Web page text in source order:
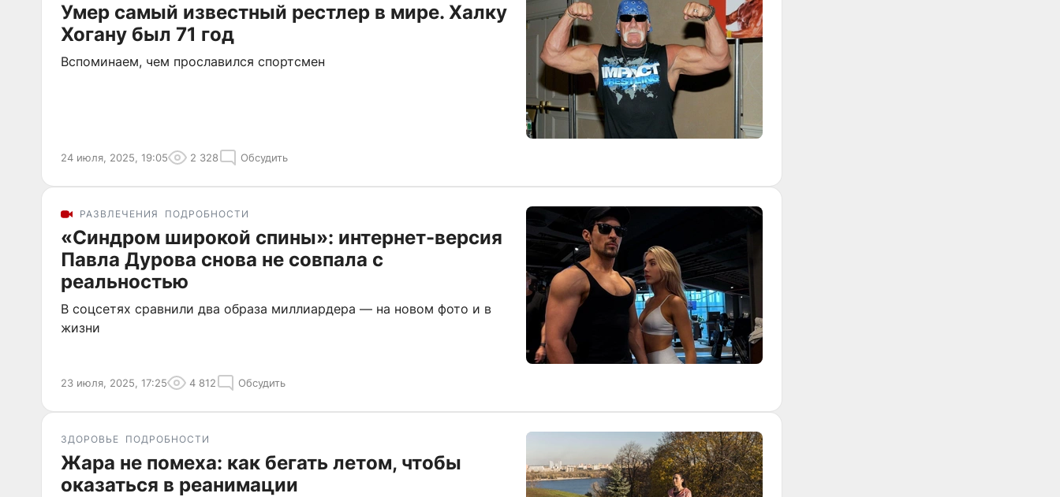
Умер самый известный рестлер в мире. Халку
Хогану был 71 год
Вспоминаем, чем прославился спортсмен
24 июля, 2025, 19:05 2 328 Обсудить
РАЗВЛЕЧЕНИЯ ПОДРОБНОСТИ
«Синдром широкой спины»: интернет-версия
Павла Дурова снова не совпала с
реальностью
В соцсетях сравнили два образа миллиардера — на новом фото и в
жизни
23 июля, 2025, 17:25 4 812 Обсудить
ЗДОРОВЬЕ ПОДРОБНОСТИ
Жара не помеха: как бегать летом, чтобы
оказаться в реанимации